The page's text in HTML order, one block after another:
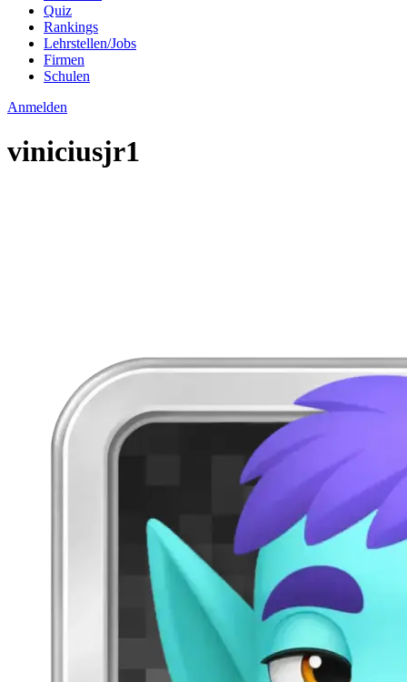
Quiz
Rankings
Lehrstellen/Jobs
Firmen
Schulen
Anmelden
viniciusjr1